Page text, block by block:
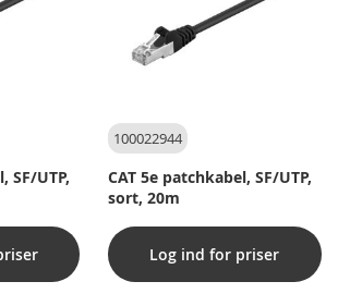
SF/UTP,
100022944
CAT 5e patchkabel, SF/UTP,
sort, 20m
Log ind for priser